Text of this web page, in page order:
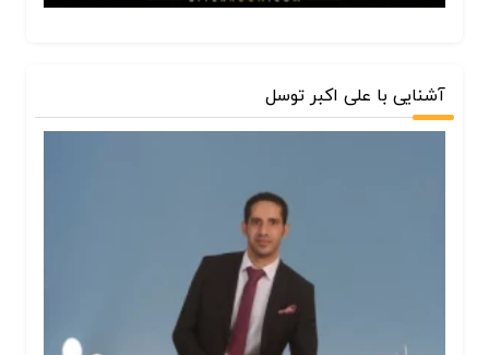
آشنایی با علی اکبر توسل